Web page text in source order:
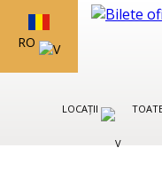
RO
LOCAȚII